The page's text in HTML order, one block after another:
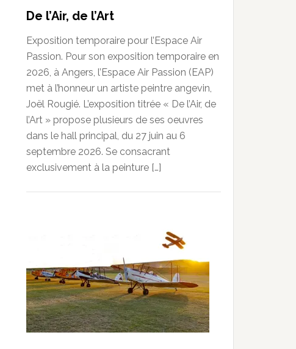
De l’Air, de l’Art
Exposition temporaire pour l’Espace Air
Passion. Pour son exposition temporaire en
2026, à Angers, l’Espace Air Passion (EAP)
met à l’honneur un artiste peintre angevin,
Joël Rougié. L’exposition titrée « De l’Air, de
l’Art » propose plusieurs de ses oeuvres
dans le hall principal, du 27 juin au 6
septembre 2026. Se consacrant
exclusivement à la peinture […]